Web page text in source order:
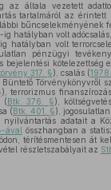
az általa vezetett
tartalmáról az
bűncselekményének
ig hatályban volt adócsalás,
hatályban volt
pénzügyi
bejelentési kötelezettség
317. §), csalás (
Törvénykönyvről
), terrorizmus
(Btk. 376. §),
(Btk. 401. §),
nyilvántartás adatait a
ával összhangban a
térítésmentesen át
részletszabályait az